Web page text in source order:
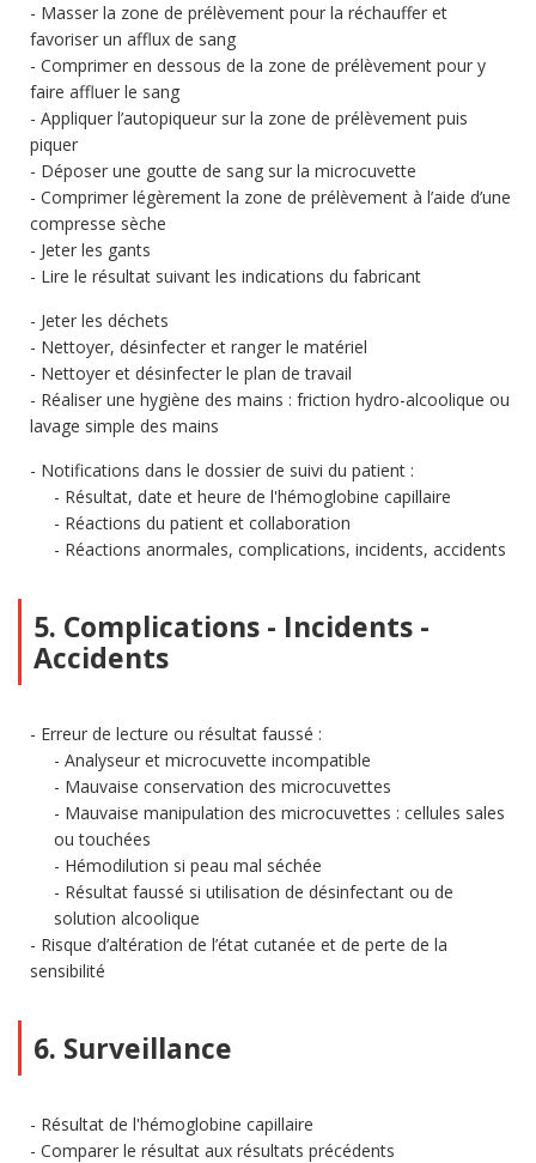
Masser la zone de prélèvement pour la réchauffer et
favoriser un afflux de sang
Comprimer en dessous de la zone de prélèvement pour y
faire affluer le sang
Appliquer l’autopiqueur sur la zone de prélèvement puis
piquer
Déposer une goutte de sang sur la microcuvette
Comprimer légèrement la zone de prélèvement à l’aide d’une
compresse sèche
Jeter les gants
Lire le résultat suivant les indications du fabricant
Jeter les déchets
Nettoyer, désinfecter et ranger le matériel
Nettoyer et désinfecter le plan de travail
Réaliser une hygiène des mains : friction hydro-alcoolique ou
lavage simple des mains
Notifications dans le dossier de suivi du patient :
Résultat, date et heure de l'hémoglobine capillaire
Réactions du patient et collaboration
Réactions anormales, complications, incidents, accidents
5. Complications - Incidents -
Accidents
Erreur de lecture ou résultat faussé :
Analyseur et microcuvette incompatible
Mauvaise conservation des microcuvettes
Mauvaise manipulation des microcuvettes : cellules sales
ou touchées
Hémodilution si peau mal séchée
Résultat faussé si utilisation de désinfectant ou de
solution alcoolique
Risque d’altération de l’état cutanée et de perte de la
sensibilité
6. Surveillance
Résultat de l'hémoglobine capillaire
Comparer le résultat aux résultats précédents